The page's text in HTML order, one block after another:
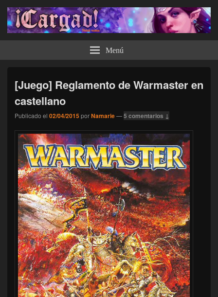
¡Cargad! Menú
[Juego] Reglamento de Warmaster en
castellano
Publicado el 02/04/2015porNamarie—5 comentarios ↓